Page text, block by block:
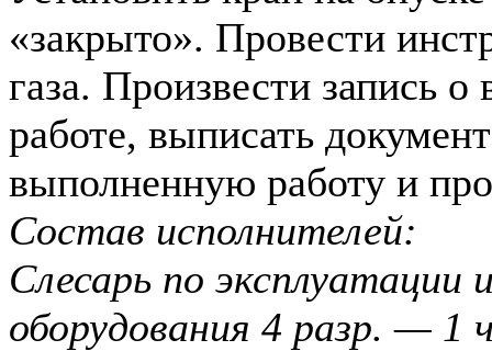
«закрыто». Провести
газа. Произвести запись
работе, выписать
выполненную работу и
Состав исполнителей:
Слесарь по эксплуатации
оборудования 4 разр. — 1